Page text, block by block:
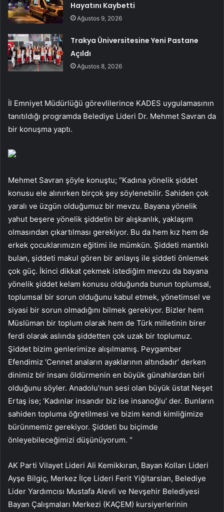
Hayatını Kaybetti
Ağustos 9, 2026
Trakya Üniversitesine Yeni Pastane
Açıldı
Ağustos 8, 2026
İl Emniyet Müdürlüğü görevlilerince KADES uygulamasının
tanıtıldığı programda Belediye Lideri Dr. Mehmet Savran da
bir konuşma yaptı.
Mehmet Savran şöyle konuştu; “Kadına yönelik şiddet
konusu ele alınırken birçok şey söylenebilir. Sahiden çok
yaralı ve üzgün olduğumuz bir mevzu. Bayana yönelik
yahut beşere yönelik şiddetin bir alışkanlık, yaklaşım
olmasından çıkartılması gerekiyor. Bu da hem kız hem de
erkek çocuklarımızın eğitimi ile mümkün. Şiddeti mantıklı
bulan, şiddeti makul gören bir anlayış ile şiddeti önlemek
çok güç. İkinci dikkat çekmek istediğim mevzu da bayana
yönelik şiddet kelam konusu olduğunda bunun toplumsal,
toplumsal bir sorun olduğunu kabul etmek, yönetimsel ve
siyasi bir sorun olmadığını bilmek gerekiyor. Bizler hem
Müslüman bir toplum olarak hem de Türk milletinin birer
ferdi olarak aslında şiddetten çok uzak bir toplumuz.
Şiddet bizim genlerimize alışılmamış. Peygamber
Efendimiz ‘Cennet anaların ayaklarının altındadır’ derken
dinimiz bir insanı öldürmenin en büyük günahlardan biri
olduğunu söyler. Anadolu’nun sesi olan büyük üstat Neşet
Ertaş ise; ‘Kadınlar insandır biz ise insanoğlu’ der. Bunların
sahiden topluma öğretilmesi ve bizim kendi kimliğimize
bürünmemiz gerekiyor. Şiddeti bu biçimde
önleyebileceğimizi düşünüyorum. “
AK Parti Vilayet Lideri Ali Kemikkıran, Bayan Kolları Lideri
Ayşe Bilgiç, Merkez İlçe Lideri Ferit Yiğitarslan, Belediye
Lider Yardımcısı Mustafa Alevli ve Nevşehir Belediyesi
Bayan Çalışmaları Merkezi (KAÇEM) kursiyerlerinin